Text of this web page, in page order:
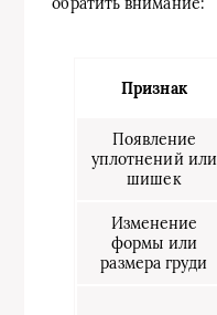
Признак
Появление
уплотнений или
шишек
Изменение
формы или
размера груди